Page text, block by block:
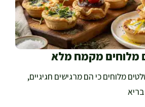
מלוחים מקמח מלא
מלוחים כי הם מרגישים חגיגיים,